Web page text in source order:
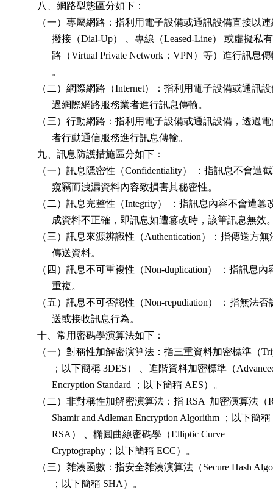
        八、網路型態區分如下：
（一）專屬網路：指利用電子設備或通訊設備直接以
撥接（Dial-Up） 、專線（Leased-Line） 或虛擬私
路（Virtual Private Network；VPN）等）進行訊息
              。
（二）網際網路（Internet）：指利用電子設備或通訊
              過網際網路服務業者進行訊息傳輸。
（三）行動網路：指利用電子設備或通訊設備，透過
              者行動通信服務進行訊息傳輸。
        九、訊息防護措施區分如下：
（一）訊息隱密性（Confidentiality） ：指訊息不會遭
              窺竊而洩漏資料內容致損害其秘密性。
（二）訊息完整性（Integrity） ：指訊息內容不會遭篡
成資料不正確，即訊息如遭篡改時，該筆訊息無效
（三）訊息來源辨識性（Authentication）：指傳送方
              傳送資料。
（四）訊息不可重複性（Non-duplication） ：指訊息
              重複。
（五）訊息不可否認性（Non-repudiation） ：指無法
              送或接收訊息行為。
        十、常用密碼學演算法如下：
（一）對稱性加解密演算法：指三重資料加密標準（
；以下簡稱 3DES） 、進階資料加密標準（
              Encryption Standard ；以下簡稱 AES）。
（二）非對稱性加解密演算法：指 RSA  加密演算法（
              Shamir and Adleman Encryption Algorithm ；以下簡稱
              RSA） 、橢圓曲線密碼學（Elliptic Curve
              Cryptography；以下簡稱 ECC）。
（三）雜湊函數：指安全雜湊演算法（Secure Hash
              ；以下簡稱 SHA）。